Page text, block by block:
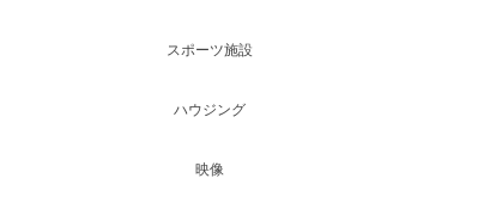
スポーツ施設
ハウジング
映像